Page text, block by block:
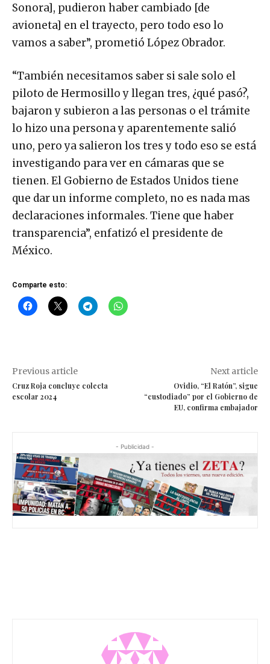
Sonora], pudieron haber cambiado [de
avioneta] en el trayecto, pero todo eso lo
vamos a saber”, prometió López Obrador.
“También necesitamos saber si sale solo el
piloto de Hermosillo y llegan tres, ¿qué pasó?,
bajaron y subieron a las personas o el trámite
lo hizo una persona y aparentemente salió
uno, pero ya salieron los tres y todo eso se está
investigando para ver en cámaras que se
tienen. El Gobierno de Estados Unidos tiene
que dar un informe completo, no es nada mas
declaraciones informales. Tiene que haber
transparencia”, enfatizó el presidente de
México.
Comparte esto:
Previous article
Cruz Roja concluye colecta
escolar 2024
Next article
Ovidio, “El Ratón”, sigue
“custodiado” por el Gobierno de
EU, confirma embajador
- Publicidad -